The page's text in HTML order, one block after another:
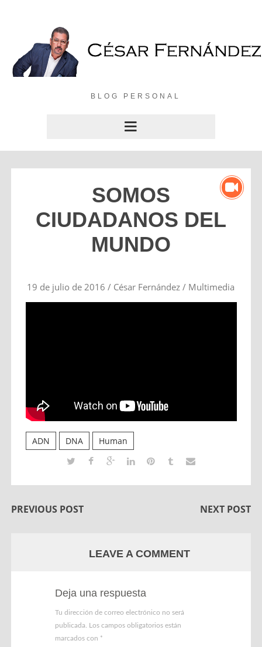
BLOG PERSONAL
SOMOS
CIUDADANOS DEL
MUNDO
19 de julio de 2016 / César Fernández / Multimedia
ADN DNA Human
PREVIOUS POST NEXT POST
LEAVE A COMMENT
Deja una respuesta
Tu dirección de correo electrónico no será
publicada.
Los campos obligatorios están
marcados con *